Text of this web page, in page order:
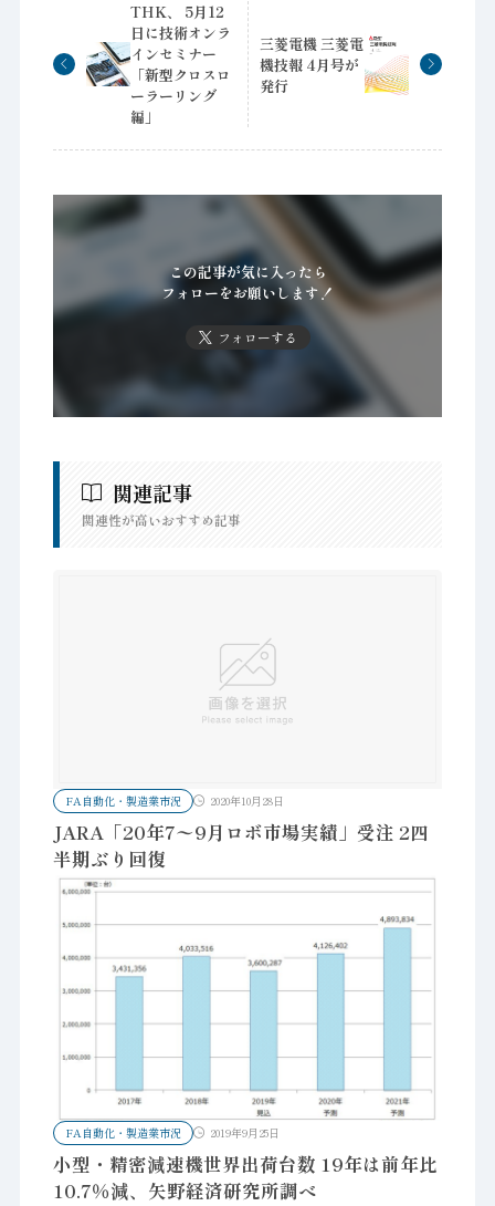
THK、 5月12
日に技術オンラ
インセミナー
「新型クロスロ
ーラーリング
編」
三菱電機 三菱電
機技報 4月号が
発行
この記事が気に入ったら
フォローをお願いします！
フォローする
関連記事
関連性が高いおすすめ記事
FA自動化・製造業市況 2020年10月28日
JARA「20年7〜9月ロボ市場実績」受注 2四
半期ぶり回復
FA自動化・製造業市況 2019年9月25日
小型・精密減速機世界出荷台数 19年は前年比
10.7％減、矢野経済研究所調べ